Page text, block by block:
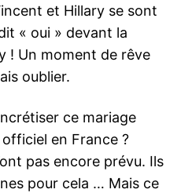
et Hillary se sont
« oui » devant la
! Un moment de rêve
oublier.
ce mariage
en France ?
pas encore prévu. Ils
pour cela … Mais ce